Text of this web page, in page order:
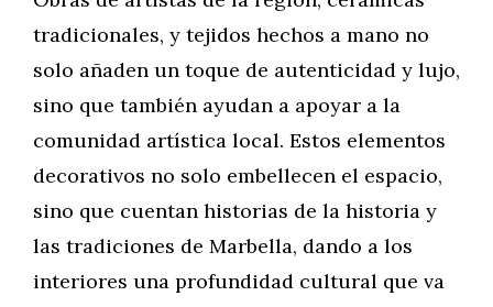
tradicionales, y tejidos hechos a mano no
solo añaden un toque de autenticidad y lujo,
sino que también ayudan a apoyar a la
comunidad artística local. Estos elementos
decorativos no solo embellecen el espacio,
sino que cuentan historias de la historia y
las tradiciones de Marbella, dando a los
interiores una profundidad cultural que va